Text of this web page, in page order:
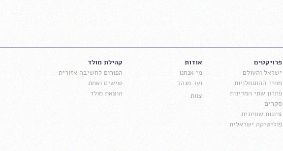
פרויקטים
ישראל והעולם
מחיר ההתנחלויות
פתרון שתי המדינות
סקרים
ציונות שוויונית
פוליטיקה ישראלית
אודות
מי אנחנו
ועד מנהל
צוות
קהילת מולד
הפורום לחשיבה אזורית
שישים ואחת
הוצאת מולד